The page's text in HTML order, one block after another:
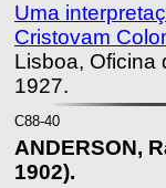
Uma
Cristovam
Lisboa, Oficina
1927.
C88-40
ANDERSON,
1902).